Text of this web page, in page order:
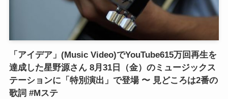
「アイデア」(Music Video)でYouTube615万回再生を
達成した星野源さん 8月31日（金）のミュージックス
テーションに「特別演出」で登場 〜 見どころは2番の
歌詞 #Mステ